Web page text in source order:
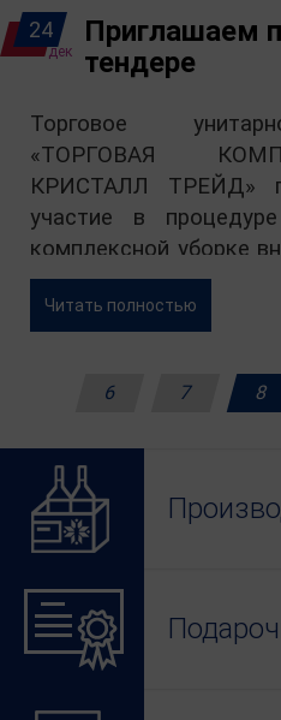
24
дек
Приглашаем
тендере
Торговое
«ТОРГОВАЯ
КРИСТАЛЛ ТРЕЙД»
участие в
комплексной уборке
и прилегающей
1202066.
Читать полностью
6 7 8